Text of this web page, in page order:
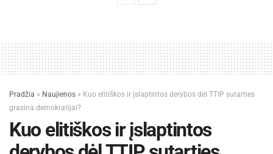
Pradžia » Naujienos » Kuo elitiškos ir įslaptintos derybos dėl TTIP sutarties
grasina demokratijai?
Kuo elitiškos ir įslaptintos